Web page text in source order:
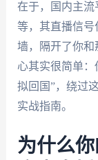
在于，国内主流
等，其直播信号
墙，隔开了你
心其实很简单
拟回国”，绕过
实战指南。
为什么